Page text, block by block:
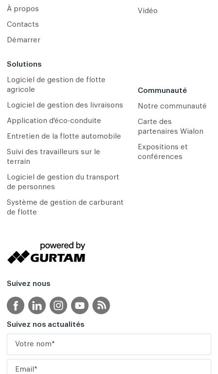
À propos
Contacts
Démarrer
Solutions
Logiciel de gestion de flotte
agricole
Logiciel de gestion des livraisons
Application d'éco-conduite
Entretien de la flotte automobile
Suivi des travailleurs sur le
terrain
Logiciel de gestion du transport
de personnes
Système de gestion de carburant
de flotte
Vidéo
Communauté
Notre communauté
Carte des
partenaires Wialon
Expositions et
conférences
Suivez nous
Suivez nos actualités